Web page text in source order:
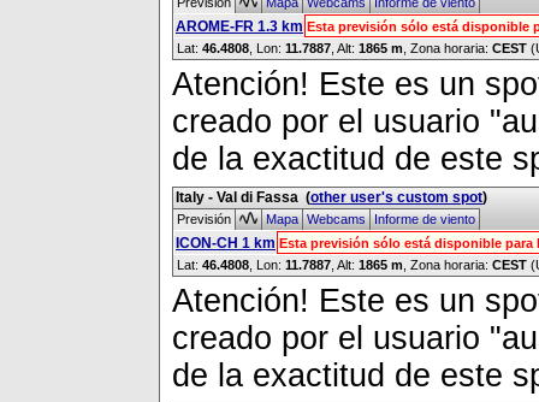
AROME-FR 1.3 km Esta previsión sólo está disponible
Lat: 46.4808 , Lon: 11.7887 Alt: 1865 m , Zona horaria: CEST
Atención! Este es un
creado por el usuario
de la exactitud de este
Italy - Val di Fassa (other user's custom spot)
Previsión MapaWebcamsInforme de viento
ICON-CH 1 km Esta previsión sólo está disponible
Lat: 46.4808 , Lon: 11.7887 Alt: 1865 m , Zona horaria: CEST
Atención! Este es un
creado por el usuario
de la exactitud de este